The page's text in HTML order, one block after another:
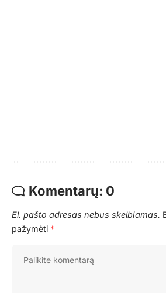
Komentarų: 0
El. pašto adresas nebus skelbiamas.
pažymėti *